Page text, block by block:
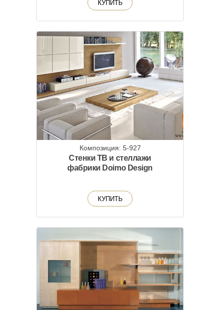
КУПИТЬ
Композиция: 5-927
Стенки ТВ и стеллажи
фабрики Doimo Design
КУПИТЬ